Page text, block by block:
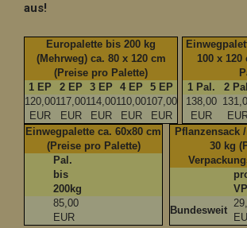
aus!
Europalette bis 200 kg
(Mehrweg) ca. 80 x 120 cm
(Preise pro Palette)
1 EP
2 EP 3 EP 4 EP
5 EP
120,00
EUR
117,00
EUR
114,00
EUR
110,00
EUR
107,00
EUR
100 x
1 Pal.
2
138,00
EUR
Einwegpalette ca. 60x80 cm
(Preise pro Palette)
Pal.
bis
200kg
85,00
EUR
Pflanzensack
30 kg
Bundesweit